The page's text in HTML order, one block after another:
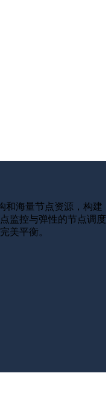
和海量节点资源，构建
监控与弹性的节点调度
美平衡。